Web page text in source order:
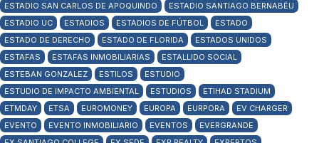
ESTADIO SAN CARLOS DE APOQUINDO
ESTADIO SANTIAGO BERNABÉU
ESTADIO UC
ESTADIOS ESTADIOS DE FÚTBOL
ESTADO
ESTADO DE DERECHO
ESTADO DE FLORIDA
ESTADOS UNIDOS
ESTAFAS
ESTAFAS INMOBILIARIAS
ESTALLIDO SOCIAL
ESTEBAN GONZALEZ
ESTILOS
ESTUDIO
ESTUDIO DE IMPACTO AMBIENTAL
ESTUDIOS
ETIHAD STADIUM
ETMDAY
ETSA EUROMONEY EUROPA EURPORA
EV CHARGER
EVENTO
EVENTO INMOBILIARIO EVENTOS
EVERGRANDE